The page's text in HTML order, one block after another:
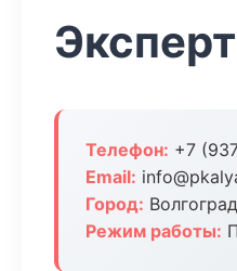
Эксперт
Телефон: +7
Email:
Город: Волгоград
Режим работы: